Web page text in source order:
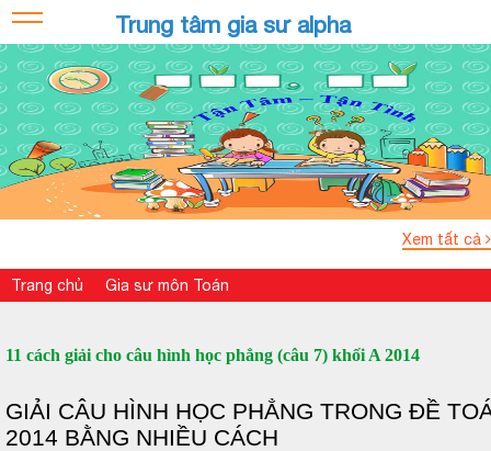
Trung tâm gia sư alpha
Xem tất cả
Trang chủ Gia sư môn Toán
11 cách giải cho câu hình học phẳng (câu 7) khối A 2014
GIẢI CÂU HÌNH HỌC PHẲNG TRONG ĐỀ
2014 BẰNG NHIỀU CÁCH